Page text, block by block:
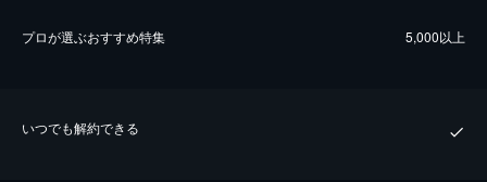
プロが選ぶおすすめ特集 5,000以上
いつでも解約できる